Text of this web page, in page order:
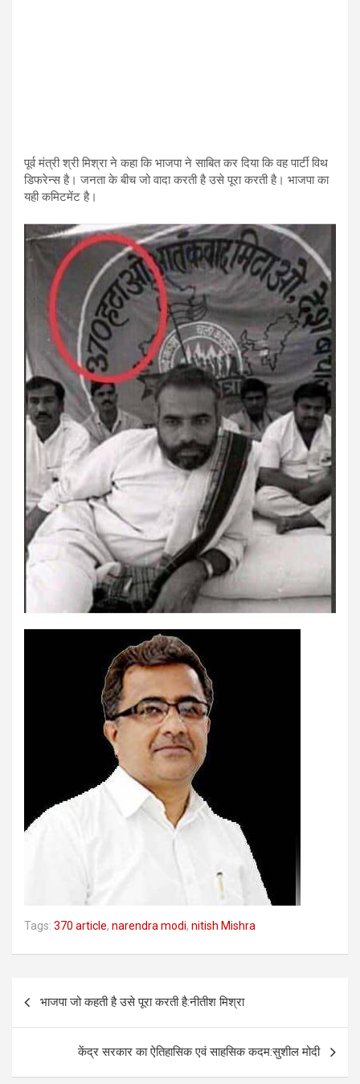
पूर्व मंत्री श्री मिश्रा ने कहा कि भाजपा ने साबित कर दिया कि वह पार्टी विथ
डिफरेन्स है। जनता के बीच जो वादा करती है उसे पूरा करती है। भाजपा का
यही कमिटमेंट है।
Tags: 370 article, narendra modi, nitish Mishra
भाजपा जो कहती है उसे पूरा करती है:नीतीश मिश्रा
केंद्र सरकार का ऐतिहासिक एवं साहसिक कदम:सुशील मोदी